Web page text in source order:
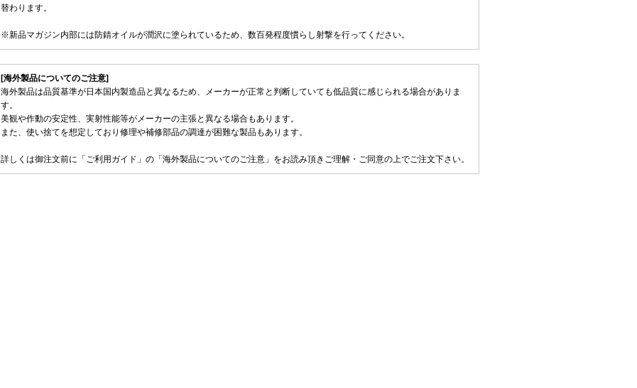
替わります。
※新品マガジン内部には防錆オイルが潤沢に塗られているため、数百発程度慣らし射撃を行ってください。
[海外製品についてのご注意]
海外製品は品質基準が日本国内製造品と異なるため、メーカーが正常と判断していても低品質に感じられる場合がありま
す。
美観や作動の安定性、実射性能等がメーカーの主張と異なる場合もあります。
また、使い捨てを想定しており修理や補修部品の調達が困難な製品もあります。
詳しくは御注文前に「ご利用ガイド」の「海外製品についてのご注意」をお読み頂きご理解・ご同意の上でご注文下さい。